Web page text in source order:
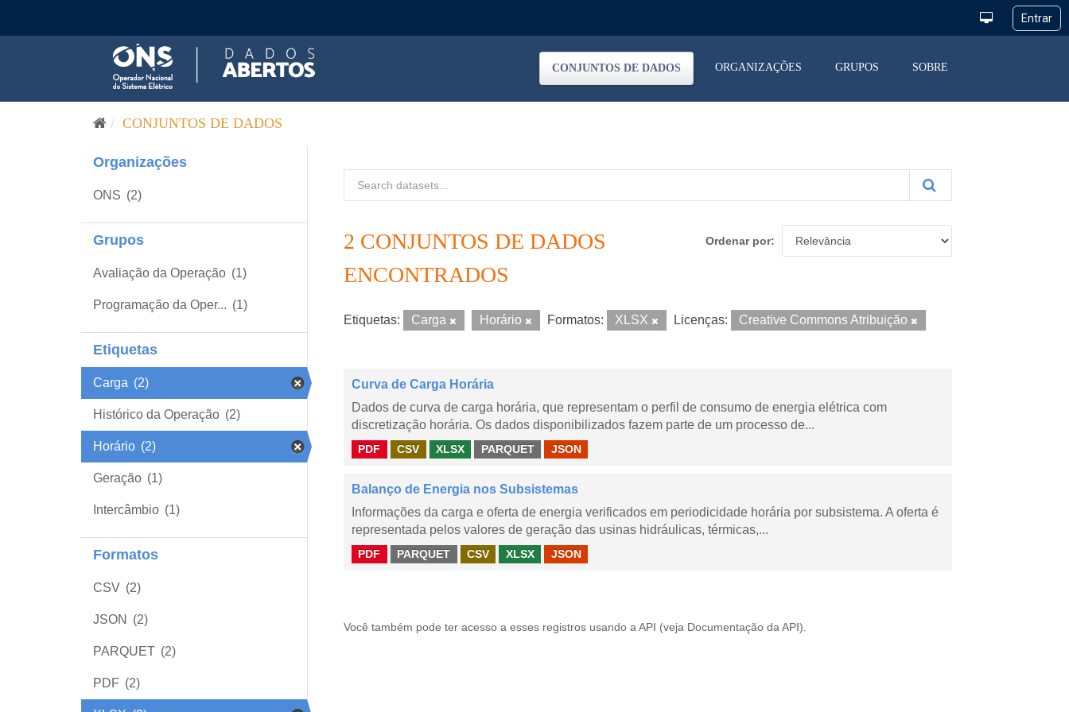
CONJUNTOS DE DADOS ORGANIZAÇÕES GRUPOS SOBRE
CONJUNTOS DE DADOS
Organizações
ONS (2)
Grupos
Avaliação da Operação (1)
Programação da Oper... (1)
Etiquetas
Carga (2)
Histórico da Operação (2)
Horário (2)
Geração (1)
Intercâmbio (1)
Formatos
CSV (2)
JSON (2)
PARQUET (2)
PDF (2)
Ordenar por
2 CONJUNTOS DE DADOS
ENCONTRADOS
Etiquetas: Carga Horário Formatos: XLSX Licenças: Creative Commons Atribuição
Curva de Carga Horária
Dados de curva de carga horária, que representam o perfil de consumo de energia elétrica com
discretização horária. Os dados disponibilizados fazem parte de um processo de...
PDF CSV XLSX PARQUET JSON
Balanço de Energia nos Subsistemas
Informações da carga e oferta de energia verificados em periodicidade horária por subsistema. A oferta é
representada pelos valores de geração das usinas hidráulicas, térmicas,...
PDF PARQUET CSV XLSX JSON
Você também pode ter acesso a esses registros usando a API (veja Documentação da API ).